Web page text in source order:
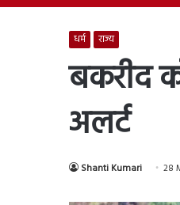
धर्म राज्य
बकरीद
अलर्ट
Shanti Kumari 28